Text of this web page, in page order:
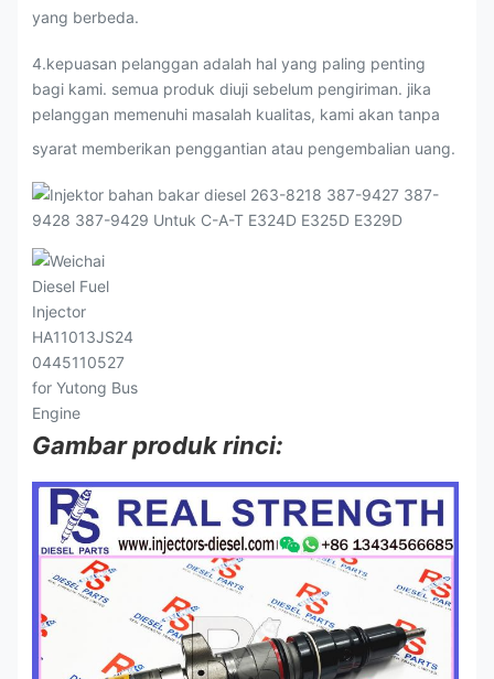
yang berbeda.
4.kepuasan pelanggan adalah hal yang paling penting
bagi kami. semua produk diuji sebelum pengiriman. jika
pelanggan memenuhi masalah kualitas, kami akan tanpa
syarat memberikan penggantian atau pengembalian uang.
Gambar produk rinci: